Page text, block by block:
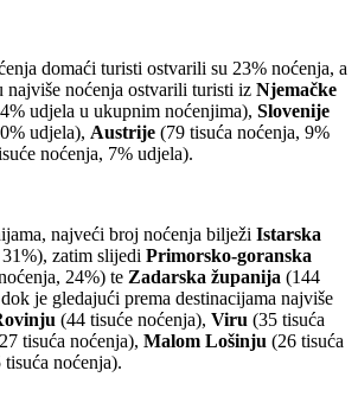
domaći turisti ostvarili su 23% noćenja, a
najviše noćenja ostvarili turisti iz Njemačke
udjela u ukupnim noćenjima), Slovenije
udjela), Austrije (79 tisuća noćenja, 9%
noćenja, 7% udjela).
najveći broj noćenja bilježi Istarska
zatim slijedi Primorsko-goranska
24%) te Zadarska županija (144
je gledajući prema destinacijama najviše
(44 tisuće noćenja), Viru (35 tisuća
tisuća noćenja), Malom Lošinju (26 tisuća
tisuća noćenja).